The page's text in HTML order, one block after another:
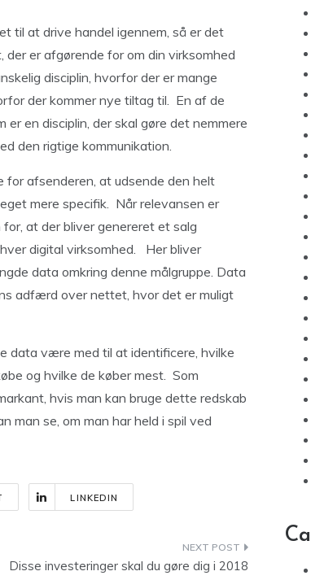
til at drive handel igennem, så er det
er afgørende for om din virksomhed
disciplin, hvorfor der er mange
der kommer nye tiltag til. En af de
en disciplin, der skal gøre det nemmere
den rigtige kommunikation.
afsenderen, at udsende den helt
mere specifik. Når relevansen er
at der bliver genereret et salg
digital virksomhed. Her bliver
data omkring denne målgruppe. Data
adfærd over nettet, hvor det er muligt
data være med til at identificere, hvilke
og hvilke de køber mest. Som
hvis man kan bruge dette redskab
man se, om man har held i spil ved
LINKEDIN
Disse investeringer skal du gøre dig i 2018